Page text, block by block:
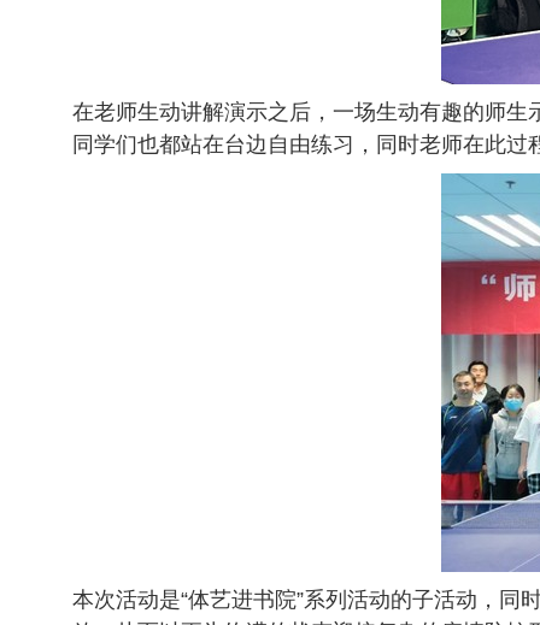
在老师生动讲解演示之后，一场生动有趣的师
同学们也都站在台边自由练习，同时老师在此
本次活动是“体艺进书院”系列活动的子活动，